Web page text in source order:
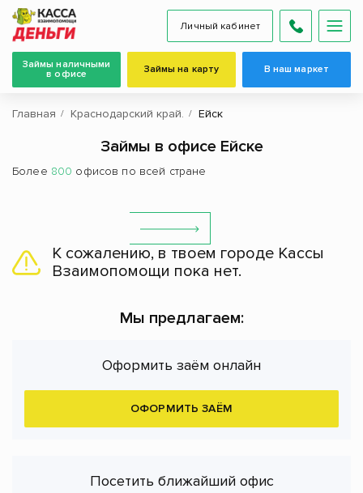
Личный кабинет
Займы наличными
в офисе
Займы на карту В наш маркет
Главная Краснодарский край. Ейск
Займы в офисе Ейске
Более 800 офисов по всей стране
К сожалению, в твоем городе Кассы
Взаимопомощи пока нет.
Мы предлагаем:
Оформить заём онлайн
ОФОРМИТЬ ЗАЁМ
Посетить ближайший офис